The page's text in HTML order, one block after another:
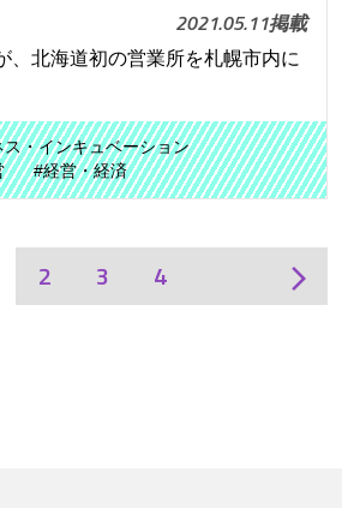
2021.05.11掲載
、北海道初の営業所を札幌市内に
ス・インキュベーション
#経営・経済
2 3 4 arrow_forward_ios